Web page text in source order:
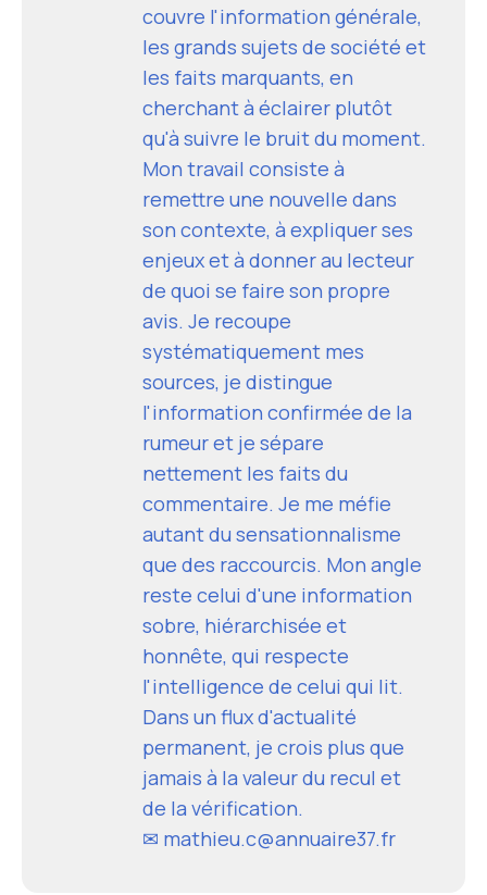
couvre l'information générale,
les grands sujets de société et
les faits marquants, en
cherchant à éclairer plutôt
qu'à suivre le bruit du moment.
Mon travail consiste à
remettre une nouvelle dans
son contexte, à expliquer ses
enjeux et à donner au lecteur
de quoi se faire son propre
avis. Je recoupe
systématiquement mes
sources, je distingue
l'information confirmée de la
rumeur et je sépare
nettement les faits du
commentaire. Je me méfie
autant du sensationnalisme
que des raccourcis. Mon angle
reste celui d'une information
sobre, hiérarchisée et
honnête, qui respecte
l'intelligence de celui qui lit.
Dans un flux d'actualité
permanent, je crois plus que
jamais à la valeur du recul et
de la vérification.
✉ mathieu.c@annuaire37.fr